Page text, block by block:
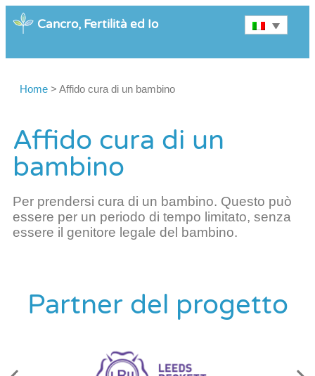
Cancro, Fertilità ed Io
Home > Affido cura di un bambino
Affido cura di un
bambino
Per prendersi cura di un bambino. Questo può
essere per un periodo di tempo limitato, senza
essere il genitore legale del bambino.
Partner del progetto